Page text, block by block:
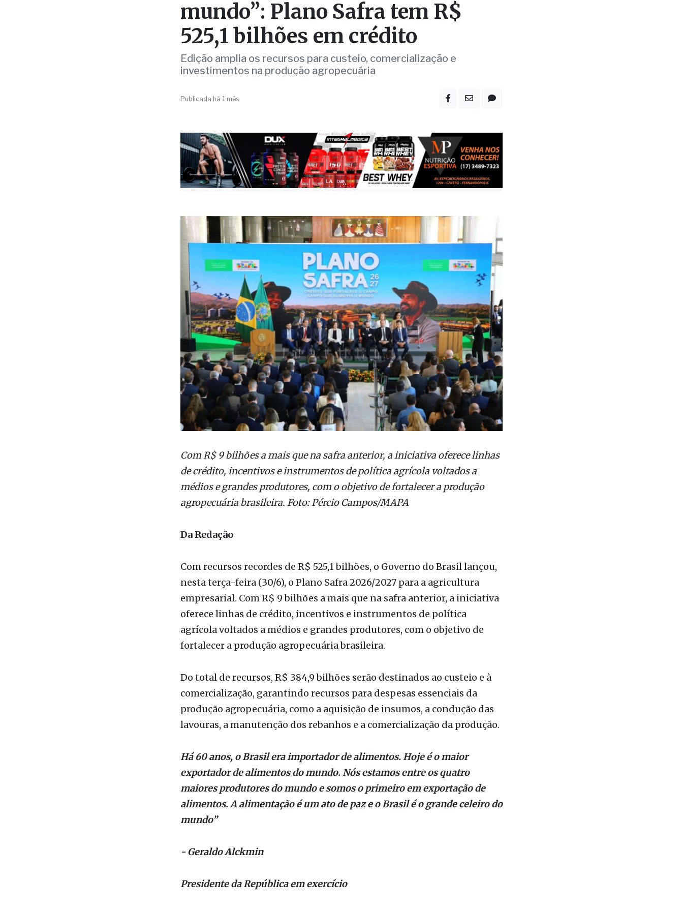
“O Brasil é o grande celeiro do
mundo”: Plano Safra tem R$
525,1 bilhões em crédito
Edição amplia os recursos para custeio, comercialização e
Publicada há 1 mês
Com R$ 9 bilhões a mais que na safra anterior, a iniciativa oferece linhas
de crédito, incentivos e instrumentos de política agrícola voltados a
agropecuária brasileira. Foto: Pércio Campos/MAPA
Da Redação
Com recursos recordes de R$ 525,1 bilhões, o Governo do Brasil lançou,
nesta terça-feira (30/6), o Plano Safra 2026/2027 para a agricultura
empresarial. Com R$ 9 bilhões a mais que na safra anterior, a iniciativa
oferece linhas de crédito, incentivos e instrumentos de política
fortalecer a produção agropecuária brasileira.
Do total de recursos, R$ 384,9 bilhões serão destinados ao custeio e à
comercialização, garantindo recursos para despesas essenciais da
lavouras, a manutenção dos rebanhos e a comercialização da produção.
Há 60 anos, o Brasil era importador de alimentos. Hoje é o maior
exportador de alimentos do mundo. Nós estamos entre os quatro
maiores produtores do mundo e somos o primeiro em exportação de
mundo”
- Geraldo Alckmin